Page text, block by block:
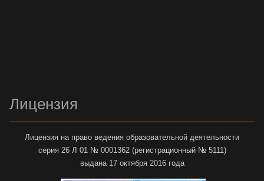
Лицензия
Лицензия на право ведения образовательной деятельности
серия 26 Л 01 № 0001362 (регистрационный № 5111)
выдана 17 октября 2016 года